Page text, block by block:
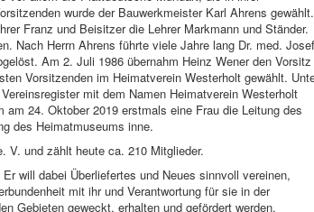
wurde der Bauwerkmeister Karl Ahrens gewählt.
Franz und Beisitzer die Lehrer Markmann und Ständer.
Nach Herrn Ahrens führte viele Jahre lang Dr. med. Josef
Am 2. Juli 1986 übernahm Heinz Wener den Vorsitz
Vorsitzenden im Heimatverein Westerholt gewählt.
mit dem Namen Heimatverein Westerholt
24. Oktober 2019 erstmals eine Frau die Leitung des
des Heimatmuseums inne.
V. und zählt heute ca. 210 Mitglieder.
will dabei Überliefertes und Neues sinnvoll vereinen,
mit ihr und Verantwortung für sie in der
Gebieten geweckt, erhalten und gefördert werden.